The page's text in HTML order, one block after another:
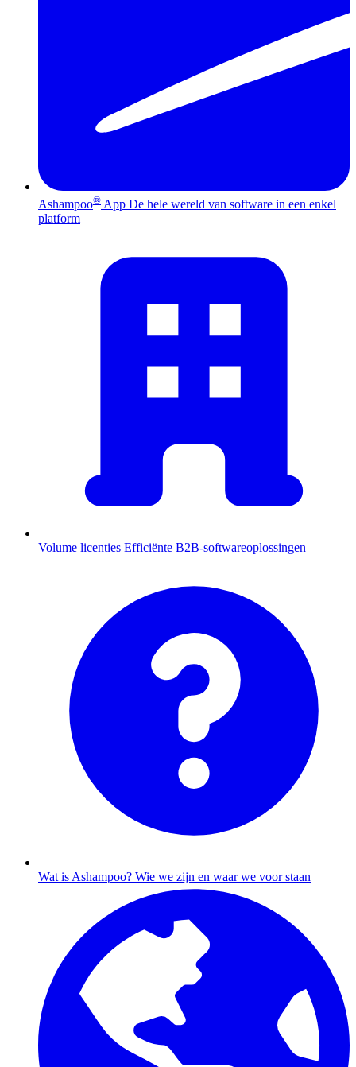
Ashampoo® App De hele wereld van software in een enkel
platform
Volume licenties Efficiënte B2B-softwareoplossingen
Wat is Ashampoo? Wie we zijn en waar we voor staan